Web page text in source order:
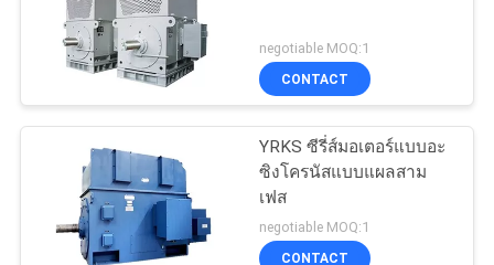
คุณภาพ
ติดต่อ
ลูกสูบปั๊มลูกสูบnegotiable MOQ:1
CONTACT
YRKS ซีรี่ส์มอเตอร์แบบอะ
ซิงโครนัสแบบแผลสาม
เฟส
negotiable MOQ:1
CONTACT